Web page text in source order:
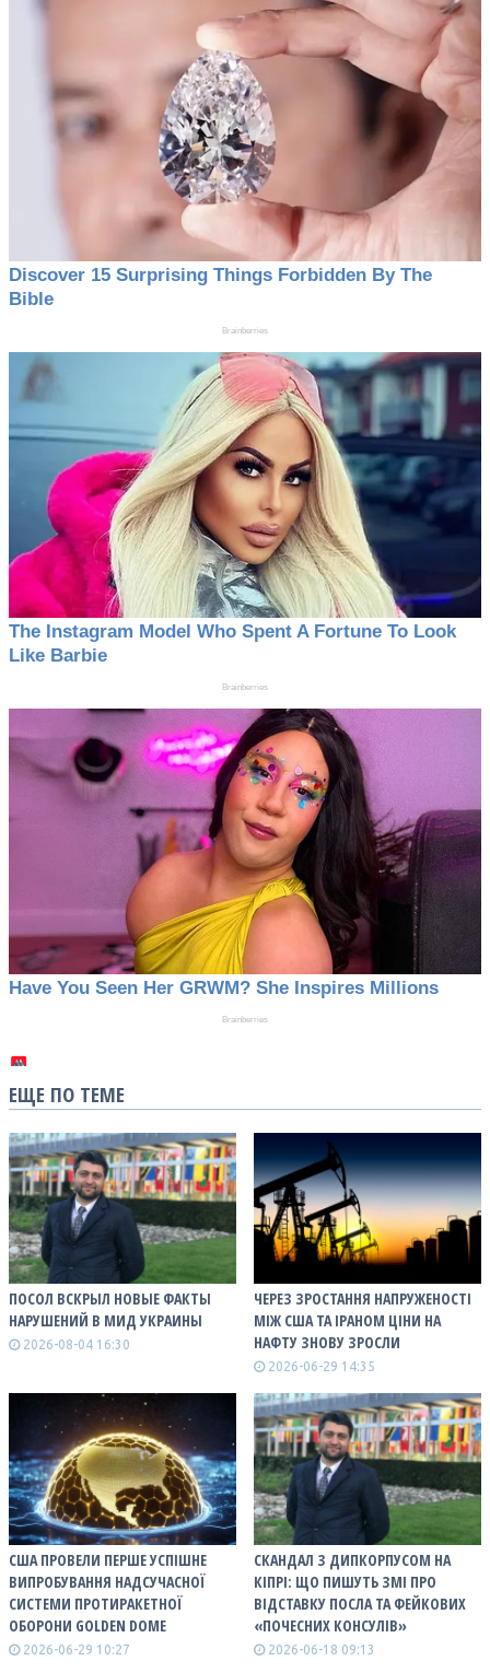
ЕЩЕ ПО ТЕМЕ
ПОСОЛ ВСКРЫЛ НОВЫЕ ФАКТЫ
НАРУШЕНИЙ В МИД УКРАИНЫ
2026-08-04 16:30
ЧЕРЕЗ ЗРОСТАННЯ НАПРУЖЕНОСТІ
МІЖ США ТА ІРАНОМ ЦІНИ НА
НАФТУ ЗНОВУ ЗРОСЛИ
2026-06-29 14:35
США ПРОВЕЛИ ПЕРШЕ УСПІШНЕ
ВИПРОБУВАННЯ НАДСУЧАСНОЇ
СИСТЕМИ ПРОТИРАКЕТНОЇ
ОБОРОНИ GOLDEN DOME
2026-06-29 10:27
СКАНДАЛ З ДИПКОРПУСОМ НА
КІПРІ: ЩО ПИШУТЬ ЗМІ ПРО
ВІДСТАВКУ ПОСЛА ТА ФЕЙКОВИХ
«ПОЧЕСНИХ КОНСУЛІВ»
2026-06-18 09:13